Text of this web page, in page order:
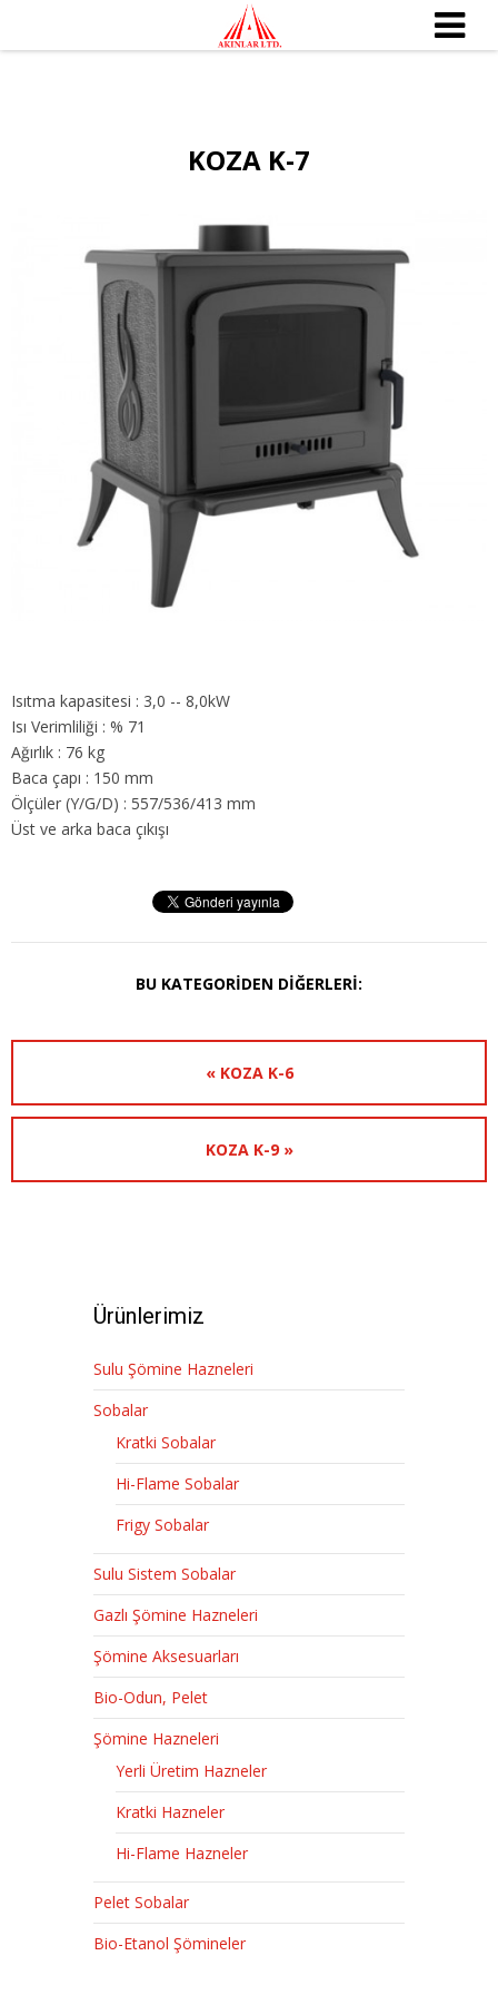
KOZA K-7
Isıtma kapasitesi : 3,0 -- 8,0kW
Isı Verimliliği : % 71
Ağırlık : 76 kg
Baca çapı : 150 mm
Ölçüler (Y/G/D) : 557/536/413 mm
Üst ve arka baca çıkışı
BU KATEGORIDEN DIĞERLERI:
« KOZA K-6
KOZA K-9 »
Ürünlerimiz
Sulu Şömine Hazneleri
Sobalar
Kratki Sobalar
Hi-Flame Sobalar
Frigy Sobalar
Sulu Sistem Sobalar
Gazlı Şömine Hazneleri
Şömine Aksesuarları
Bio-Odun, Pelet
Şömine Hazneleri
Yerli Üretim Hazneler
Kratki Hazneler
Hi-Flame Hazneler
Pelet Sobalar
Bio-Etanol Şömineler